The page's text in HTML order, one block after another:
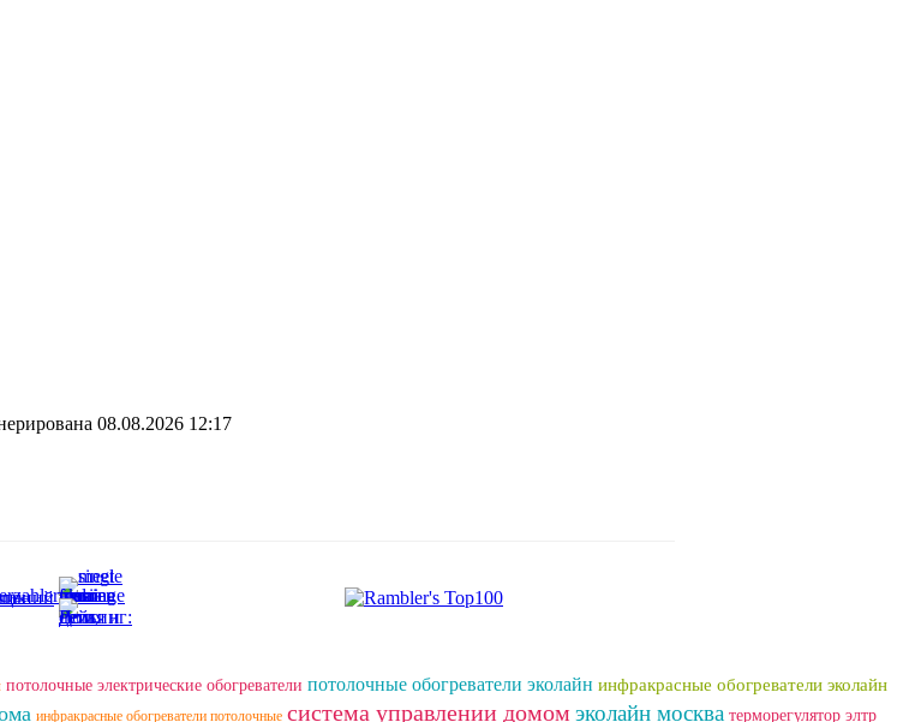
08.08.2026 12:17
потолочные электрические обогреватели потолочные обогреватели эколайн инфракрасные обогреватели эколайн
инфракрасные обогреватели потолочные система управлении домом эколайн москва терморегулятор элтр